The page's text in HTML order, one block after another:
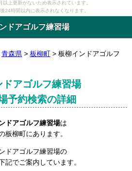
上更新がないため表示されています。
24時間以内に表示されなくなります。
ドアゴルフ練習場
青森県 > 板柳町 > 板柳インドアゴルフ
ドアゴルフ練習場
予約検索の詳細
ドアゴルフ練習場は
板柳町にあります。
ドアゴルフ練習場の
記でご案内しています。